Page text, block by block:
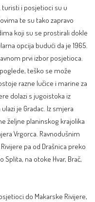
i posjetioci su u
te su tako zapravo
koji su se prostirali dokle
opcija budući da je 1965.
prvi izbor posjetioca.
teško se može
razne lučice i marine za
dolazi s jugoistoka iz
je Gradac. Iz smjera
željne planinskog krajolika
Vrgorca. Ravnodušnim
pa od Drašnica preko
Splita, na otoke Hvar, Brač,
do Makarske Rivijere,